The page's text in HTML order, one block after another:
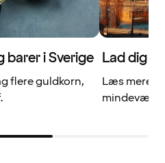
barer i Sverige
flere guldkorn,
Lad dig
Læs mere